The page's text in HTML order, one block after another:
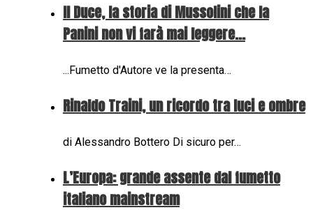
Il Duce, la storia di Mussolini che la
Panini non vi farà mai leggere...
...Fumetto d'Autore ve la presenta…
Rinaldo Traini, un ricordo tra luci e ombre
di Alessandro Bottero Di sicuro per…
L’Europa: grande assente dal fumetto
italiano mainstream